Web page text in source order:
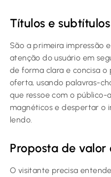
Títulos e
São a primeira impressão
atenção do usuário em
de forma clara e concisa
oferta, usando palavras-
que ressoe com o público-
magnéticos e despertar o
lendo.
Proposta de valor
O visitante precisa